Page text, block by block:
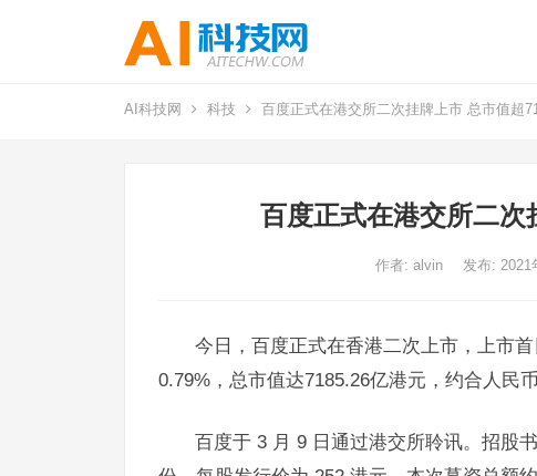
AI科技网 科技 百度正式在港交所二次挂牌上市 总市值超
百度正式在港交所二次
作者: alvin 发布: 2021
今日，百度正式在香港二次上市，上市
0.79%，总市值达7185.26亿港元，约合人民币
百度于 3 月 9 日通过港交所聆讯。招股